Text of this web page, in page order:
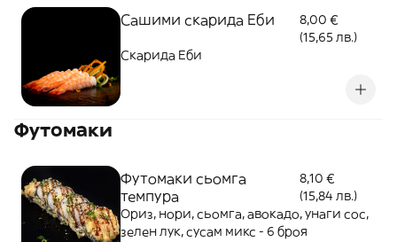
Сашими скарида Еби
8,00 €
(15,65 лв.)
Скарида Еби
Футомаки
Футомаки сьомга
темпура
8,10 €
(15,84 лв.)
Ориз, нори, сьомга, авокадо, унаги сос,
зелен лук, сусам микс - 6 броя